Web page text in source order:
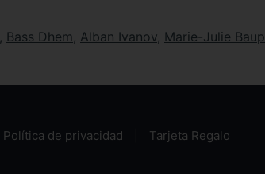
, Bass Dhem, Alban Ivanov, Marie-Julie Baup
Política de privacidad Tarjeta Regalo